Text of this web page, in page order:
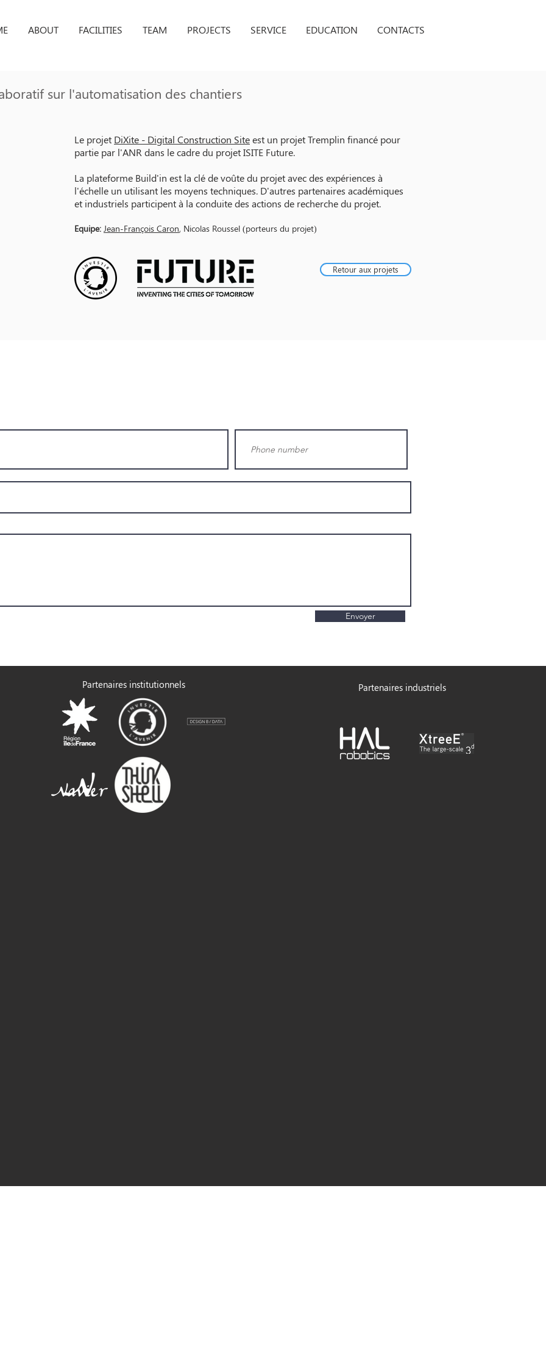
ABOUT FACILITIES TEAM PROJECTS SERVICE EDUCATION CONTACTS
sur l'automatisation des chantiers
Le projet DiXite - Digital Construction Siteest un projet Tremplin financé pour
partie par l'ANR dans le cadre du projet ISITE Future.
La plateforme Build'in est la clé de voûte du projet avec des expériences à
l'échelle un utilisant les moyens techniques. D'autres partenaires académiques
et industriels participent à la conduite des actions de recherche du projet.
Equipe: Jean-François Caron, Nicolas Roussel (porteurs du projet)
Retour aux projets
Envoyer
Partenaires institutionnels Partenaires industriels